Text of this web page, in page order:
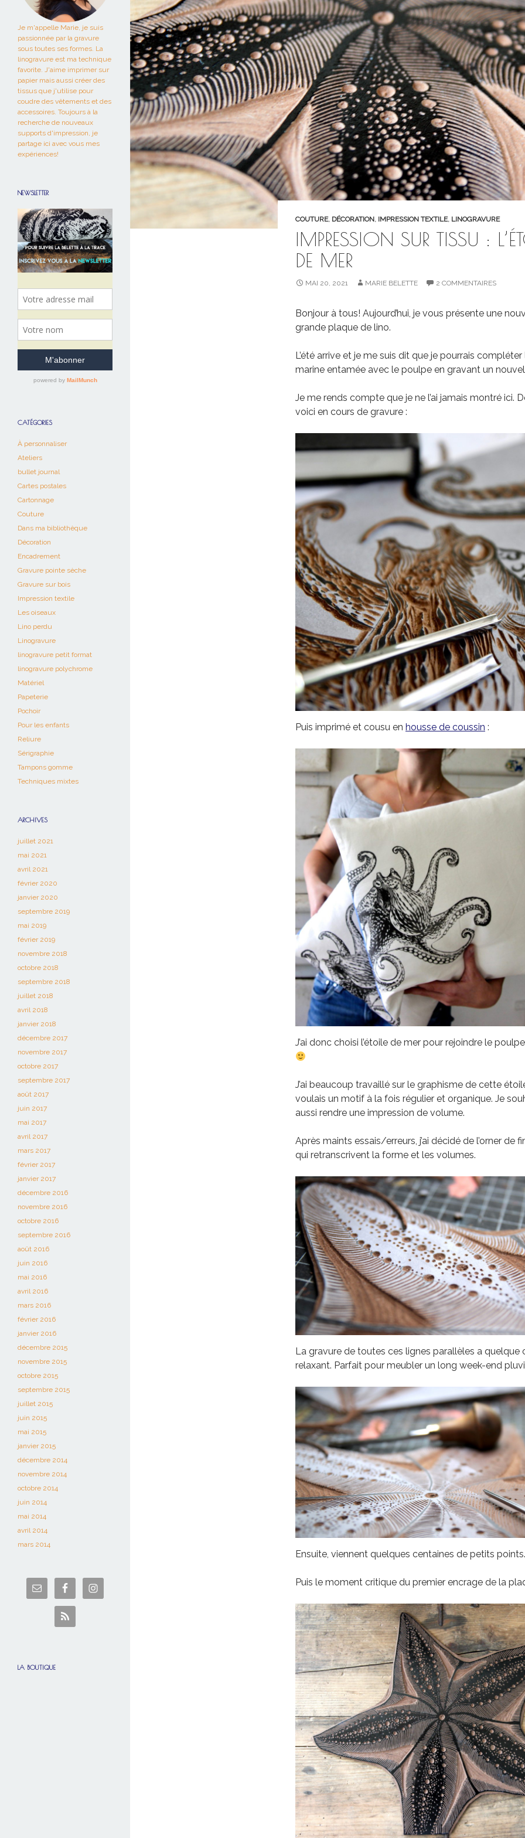
COUTURE, DÉCORATION, IMPRESSION TEXTILE, LINOGRAVURE
IMPRESSION SUR TISSU :
DE MER
MAI 20, 2021 MARIE BELETTE 2 COMMENTAIRES
Bonjour à tous! Aujourd’hui, je vous présente une
grande plaque de lino.
L’été arrive et je me suis dit que je pourrais compléter
marine entamée avec le poulpe en gravant un
Je me rends compte que je ne l’ai jamais montré ici.
voici en cours de gravure :
Puis imprimé et cousu en housse de coussin :
J’ai donc choisi l’étoile de mer pour rejoindre le
J’ai beaucoup travaillé sur le graphisme de cette
voulais un motif à la fois régulier et organique. Je
aussi rendre une impression de volume.
Après maints essais/erreurs, j’ai décidé de l’orner de
qui retranscrivent la forme et les volumes.
La gravure de toutes ces lignes parallèles a quelque
relaxant. Parfait pour meubler un long week-end
Ensuite, viennent quelques centaines de petits
Puis le moment critique du premier encrage de la
Je m'appelle Marie, je suis
passionnée par la gravure
sous toutes ses formes. La
linogravure est ma technique
favorite. J'aime imprimer sur
papier mais aussi créer des
tissus que j'utilise pour
coudre des vêtements et des
accessoires. Toujours à la
recherche de nouveaux
supports d'impression, je
partage ici avec vous mes
expériences!
NEWSLETTER
CATÉGORIES
À personnaliser
Ateliers
bullet journal
Cartes postales
Cartonnage
Couture
Dans ma bibliothèque
Décoration
Encadrement
Gravure pointe sèche
Gravure sur bois
Impression textile
Les oiseaux
Lino perdu
Linogravure
linogravure petit format
linogravure polychrome
Matériel
Papeterie
Pochoir
Pour les enfants
Reliure
Sérigraphie
Tampons gomme
Techniques mixtes
ARCHIVES
juillet 2021
mai 2021
avril 2021
février 2020
janvier 2020
septembre 2019
mai 2019
février 2019
novembre 2018
octobre 2018
septembre 2018
juillet 2018
avril 2018
janvier 2018
décembre 2017
novembre 2017
octobre 2017
septembre 2017
août 2017
juin 2017
mai 2017
avril 2017
mars 2017
février 2017
janvier 2017
décembre 2016
novembre 2016
octobre 2016
septembre 2016
août 2016
juin 2016
mai 2016
avril 2016
mars 2016
février 2016
janvier 2016
décembre 2015
novembre 2015
octobre 2015
septembre 2015
juillet 2015
juin 2015
mai 2015
janvier 2015
décembre 2014
novembre 2014
octobre 2014
juin 2014
mai 2014
avril 2014
mars 2014
LA BOUTIQUE